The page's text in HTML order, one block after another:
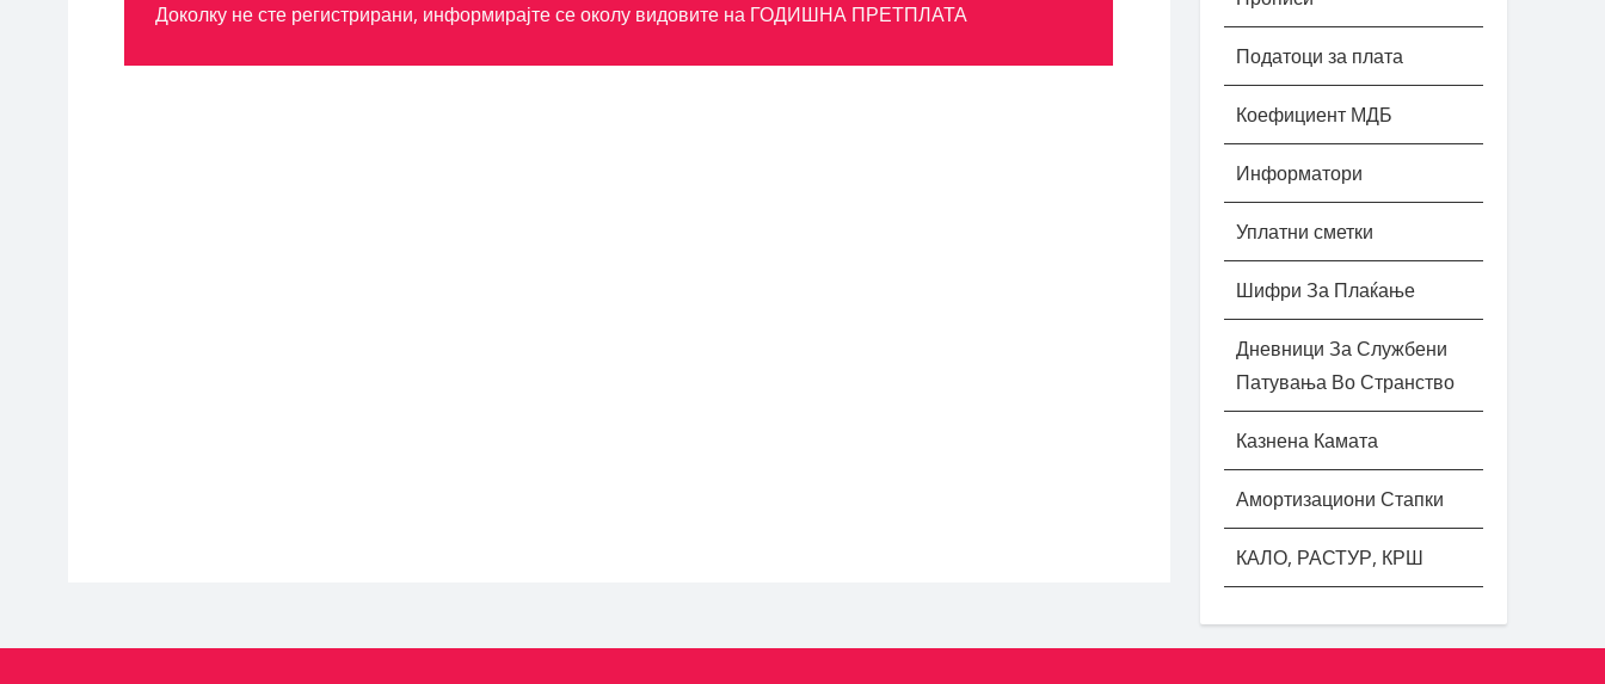
Доколку не сте регистрирани, информирајте се околу видовите на ГОДИШНА ПРЕТПЛАТА
Податоци за плата
Коефициент МДБ
Информатори
Уплатни сметки
Шифри За Плаќање
Дневници За Службени
Патувања Во Странство
Казнена Камата
Амортизациони Стапки
КАЛО, РАСТУР, КРШ